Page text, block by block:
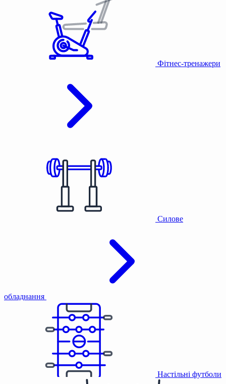
Фітнес-тренажери
Силове
обладнання
Настільні футболи